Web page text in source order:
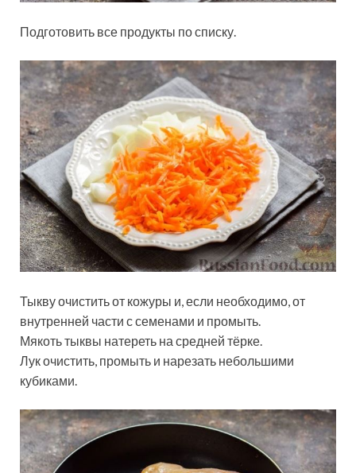
Подготовить все продукты по списку.
Тыкву очистить от кожуры и, если необходимо, от
внутренней части с семенами и промыть.
Мякоть тыквы натереть на средней тёрке.
Лук очистить, промыть и нарезать небольшими
кубиками.